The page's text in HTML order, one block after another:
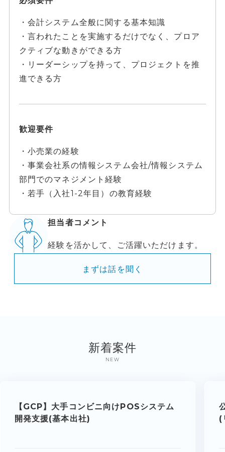
・会計システム全般に関する基本知識
・言われたことを実施するだけでなく、プロア
クティブな動きができる方
・リーダーシップを持って、プロジェクトを推
進できる方
歓迎要件
・小売業の経験
・事業会社系の情報システム会社/情報システム
部門でのマネジメント経験
・若手（入社1-2年目）の教育経験
担当者コメント
経験を活かして、ご活躍いただけます。
まずは話を聞く
新着案件
NEW
【GCP】大手コンビニ向けPOSシステム
開発支援(基本出社)
(